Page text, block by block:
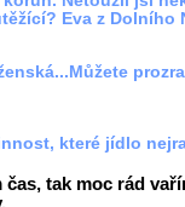
Eva z Dolního
které jídlo
tak moc rád